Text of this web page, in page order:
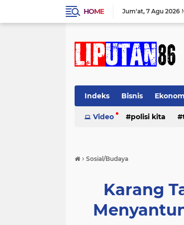
HOME Jum'at 7 Agu 2026
Indeks Bisnis
Video polisi kita
› Sosial/Budaya
Karang